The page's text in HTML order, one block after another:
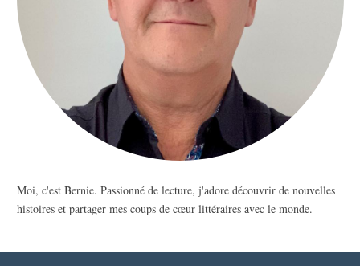
Moi, c'est Bernie. Passionné de lecture, j'adore découvrir de nouvelles
histoires et partager mes coups de cœur littéraires avec le monde.